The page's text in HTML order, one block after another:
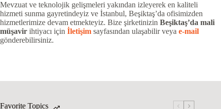
Mevzuat ve teknolojik gelişmeleri yakından izleyerek en kaliteli
hizmeti sunma gayretindeyiz ve İstanbul, Beşiktaş’da ofisimizden
hizmetlerimize devam etmekteyiz. Bize şirketinizin Beşiktaş’da mali
müşavir ihtiyacı için İletişim sayfasından ulaşabilir veya e-mail
gönderebilirsiniz.
Favorite Topics